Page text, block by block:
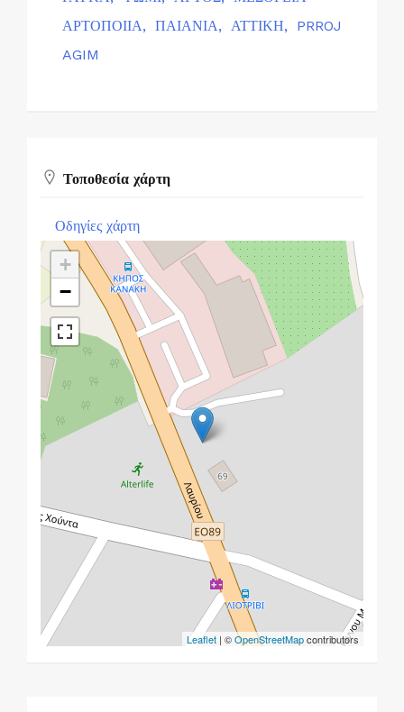
ΑΡΤΟΠΟΙΙΑ, ΠΑΙΑΝΙΑ, ΑΤΤΙΚΗ,
PRROJ
AGIM
Τοποθεσία χάρτη
Οδηγίες χάρτη
+
−
Leaflet | ©OpenStreetMapcontributors